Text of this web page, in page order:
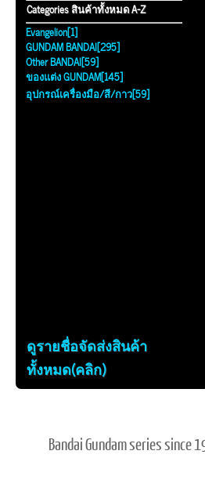
Categories สินค้าทั้งหมด A-Z
Evangelion[1]
GUNDAM BANDAI[295]
Other BANDAI[59]
ของแต่ง GUNDAM[145]
อุปกรณ์เครื่องมือ/สี/กาว[59]
ดูรายชื่อจัดส่งสินค้า
ทั้งหมด(คลิก)
Bandai Gundam series since